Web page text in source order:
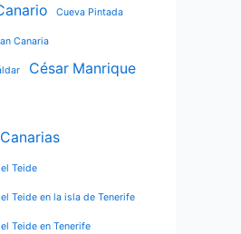
Cueva Pintada
Canaria
César Manrique
Teide
Teide en la isla de Tenerife
Teide en Tenerife